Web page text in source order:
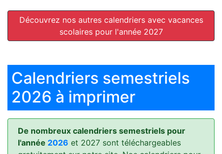
Découvrez nos autres calendriers avec vacances
scolaires pour l'année 2027
Calendriers semestriels
2026 à imprimer
De nombreux calendriers semestriels pour
l'année 2026 et 2027 sont téléchargeables